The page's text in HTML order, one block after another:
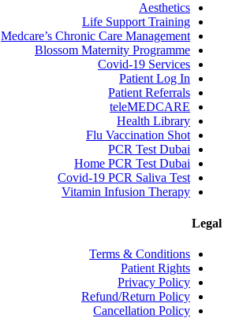
Aesthetics
Life Support Training
Medcare’s Chronic Care Management
Blossom Maternity Programme
Covid-19 Services
Patient Log In
Patient Referrals
teleMEDCARE
Health Library
Flu Vaccination Shot
PCR Test Dubai
Home PCR Test Dubai
Covid-19 PCR Saliva Test
Vitamin Infusion Therapy
Legal
Terms & Conditions
Patient Rights
Privacy Policy
Refund/Return Policy
Cancellation Policy